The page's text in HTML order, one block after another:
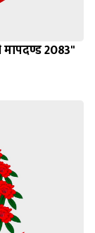
2083"